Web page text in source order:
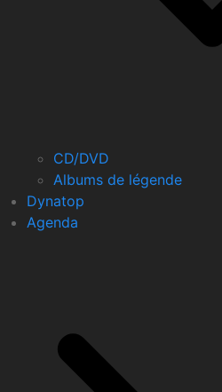
CD/DVD
Albums de légende
Dynatop
Agenda